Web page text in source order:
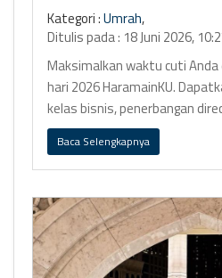
Kategori :Umrah,
Ditulis pada : 18 Juni 2026,
Maksimalkan waktu cuti
hari 2026 HaramainKU.
kelas bisnis, penerbangan
Ring 1.
Baca Selengkapnya